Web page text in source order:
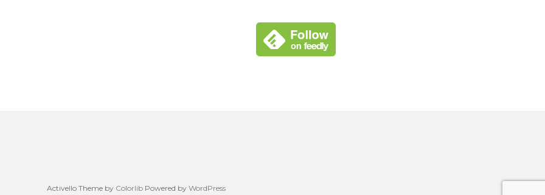
Activello Theme by Colorlib Powered by WordPress